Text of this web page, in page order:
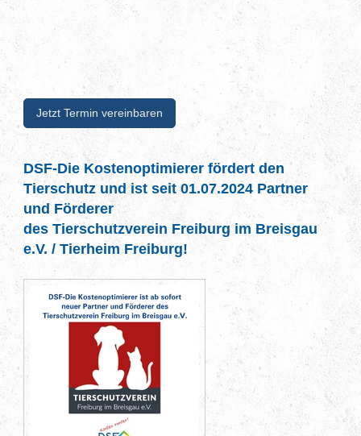
Jetzt Termin vereinbaren
DSF-Die Kostenoptimierer fördert den
Tierschutz und ist seit 01.07.2024 Partner
und Förderer
des Tierschutzverein Freiburg im Breisgau
e.V. / Tierheim Freiburg!